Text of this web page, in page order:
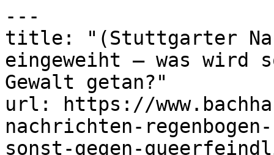
---
title: "(Stuttgarter
eingeweiht – was wird
Gewalt getan?"
url: https://
nachrichten-
sonst-gegen-